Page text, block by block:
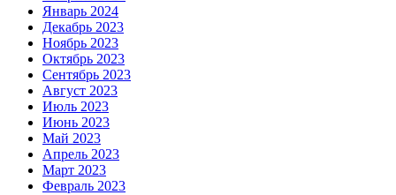
Январь 2024
Декабрь 2023
Ноябрь 2023
Октябрь 2023
Сентябрь 2023
Август 2023
Июль 2023
Июнь 2023
Май 2023
Апрель 2023
Март 2023
Февраль 2023